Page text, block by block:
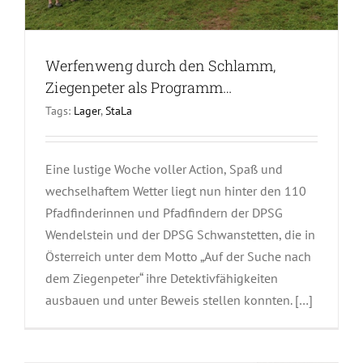
Werfenweng durch den Schlamm,
Ziegenpeter als Programm…
Tags: Lager,StaLa
Eine lustige Woche voller Action, Spaß und
wechselhaftem Wetter liegt nun hinter den 110
Pfadfinderinnen und Pfadfindern der DPSG
Wendelstein und der DPSG Schwanstetten, die in
Österreich unter dem Motto „Auf der Suche nach
dem Ziegenpeter“ ihre Detektivfähigkeiten
ausbauen und unter Beweis stellen konnten. […]